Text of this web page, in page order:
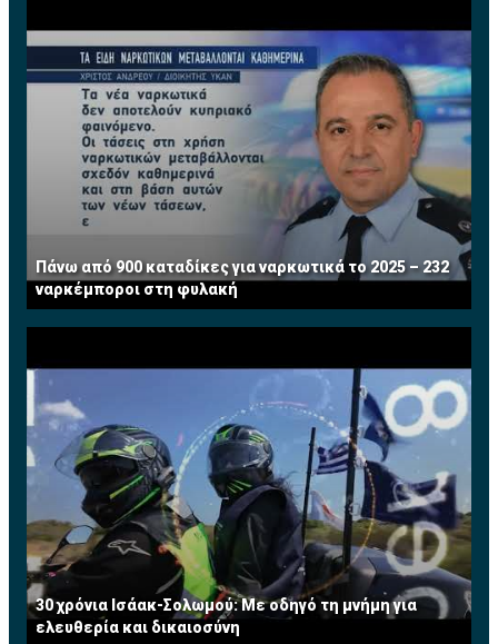
Πάνω από 900 καταδίκες για ναρκωτικά το 2025 – 232
ναρκέμποροι στη φυλακή
30 χρόνια Ισάακ-Σολωμού: Με οδηγό τη μνήμη για
ελευθερία και δικαιοσύνη